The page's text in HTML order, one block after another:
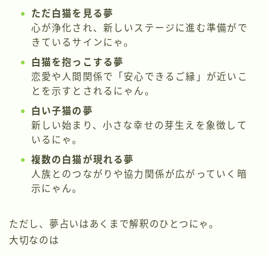
ただ白猫を見る夢
心が浄化され、新しいステージに進む準備がで
きているサインにゃ。
白猫を抱っこする夢
恋愛や人間関係で「安心できるご縁」が近いこ
とを示すとされるにゃん。
白い子猫の夢
新しい始まり、小さな幸せの芽生えを象徴して
いるにゃ。
複数の白猫が現れる夢
人族とのつながりや協力関係が広がっていく暗
示にゃん。
ただし、夢占いはあくまで解釈のひとつにゃ。
大切なのは